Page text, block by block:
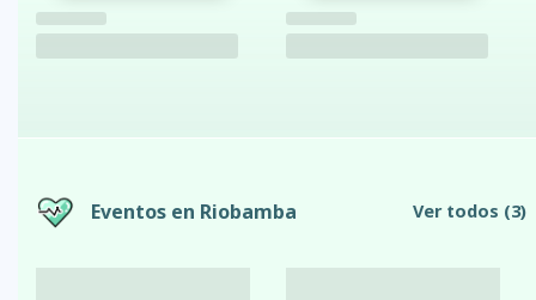
Eventos en Riobamba Ver todos (3)